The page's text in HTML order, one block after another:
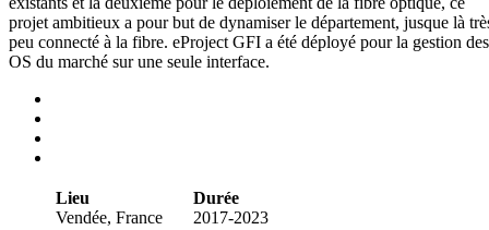
projet ambitieux a pour but de dynamiser le département, jusque là
peu connecté à la fibre. eProject GFI a été déployé pour la gestion des
OS du marché sur une seule interface.
Lieu
Vendée, France
Durée
2017-2023